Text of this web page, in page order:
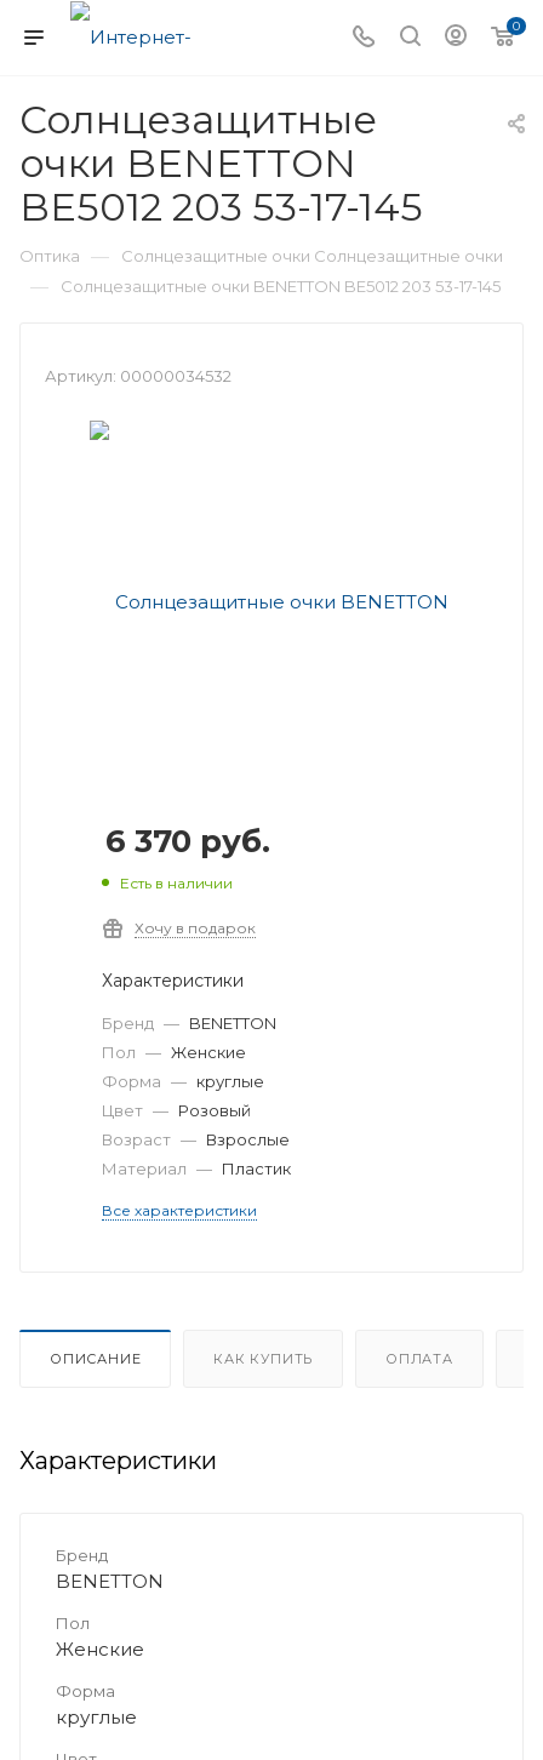
0
Солнцезащитные
очки BENETTON
BE5012 203 53-17-145
Оптика — Солнцезащитные очки Солнцезащитные очки
— Солнцезащитные очки BENETTON BE5012 203 53-17-145
Артикул: 00000034532
6 370 руб.
Есть в наличии
Хочу в подарок
Характеристики
Бренд — BENETTON
Пол — Женские
Форма — круглые
Цвет — Розовый
Возраст — Взрослые
Материал — Пластик
Все характеристики
ОПИСАНИЕ КАК КУПИТЬ ОПЛАТА
Характеристики
Бренд
BENETTON
Пол
Женские
Форма
круглые